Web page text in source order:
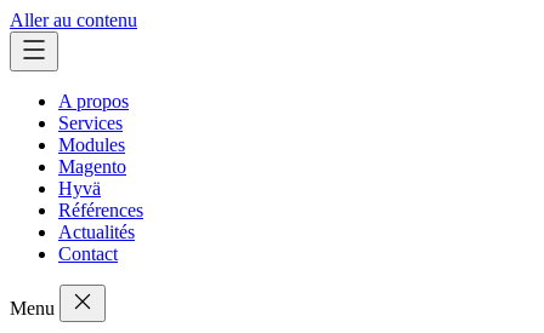
Aller au contenu
A propos
Services
Modules
Magento
Hyvä
Références
Actualités
Contact
Menu